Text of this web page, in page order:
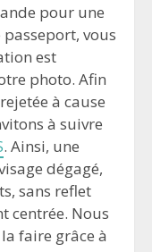
pour une
vous
est
photo. Afin
à cause
à suivre
. Ainsi, une
dégagé,
sans reflet
centrée. Nous
faire grâce à